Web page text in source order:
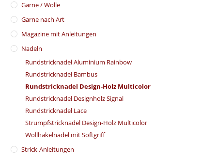
Garne / Wolle
Garne nach Art
Magazine mit Anleitungen
Nadeln
Rundstricknadel Aluminium Rainbow
Rundstricknadel Bambus
Rundstricknadel Design-Holz Multicolor
Rundstricknadel Designholz Signal
Rundstricknadel Lace
Strumpfstricknadel Design-Holz Multicolor
Wollhäkelnadel mit Softgriff
Strick-Anleitungen